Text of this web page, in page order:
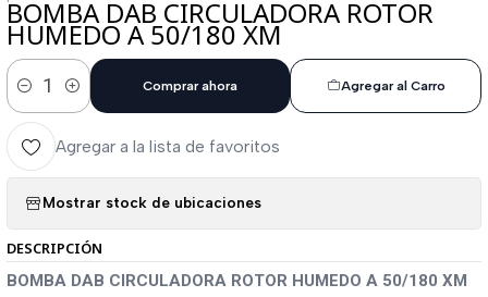
BOMBA DAB CIRCULADORA ROTOR
HUMEDO A 50/180 XM
Cantidad
Agregar al Carro
Comprar ahora
Agregar a la lista de favoritos
Mostrar stock de ubicaciones
DESCRIPCIÓN
BOMBA DAB CIRCULADORA ROTOR HUMEDO A 50/180 XM